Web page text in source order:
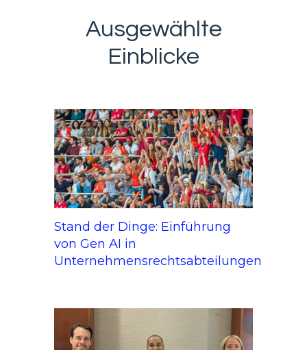
Ausgewählte
Einblicke
Stand der Dinge: Einführung
von Gen AI in
Unternehmensrechtsabteilungen